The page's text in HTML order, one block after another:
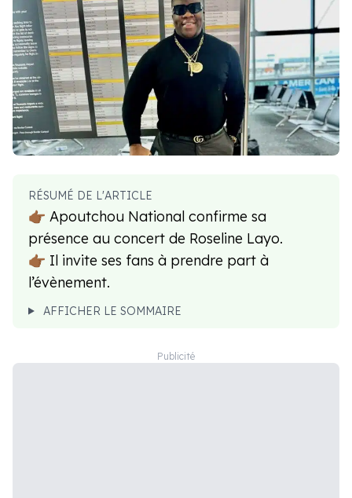
RÉSUMÉ DE L'ARTICLE
👉🏾 Apoutchou National confirme sa
présence au concert de Roseline Layo.
👉🏾 Il invite ses fans à prendre part à
l’évènement.
AFFICHER LE SOMMAIRE